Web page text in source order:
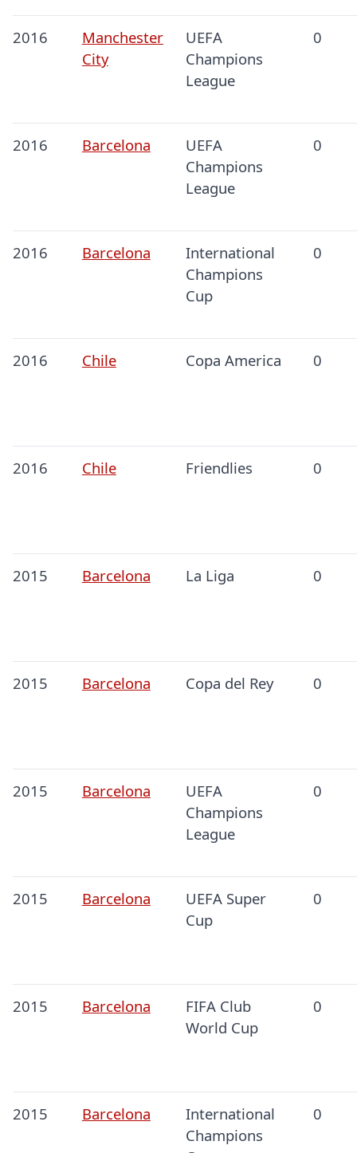
2016
Manchester
City
UEFA
Champions
League
0
2016 Barcelona
UEFA
Champions
League
0
2016 Barcelona
International
Champions
Cup
0
2016 Chile Copa America 0
2016 Chile Friendlies 0
2015 Barcelona La Liga 0
2015 Barcelona Copa del Rey 0
2015 Barcelona
UEFA
Champions
League
0
2015 Barcelona
UEFA Super
Cup
0
2015 Barcelona
FIFA Club
World Cup
0
2015 Barcelona
International
Champions
0